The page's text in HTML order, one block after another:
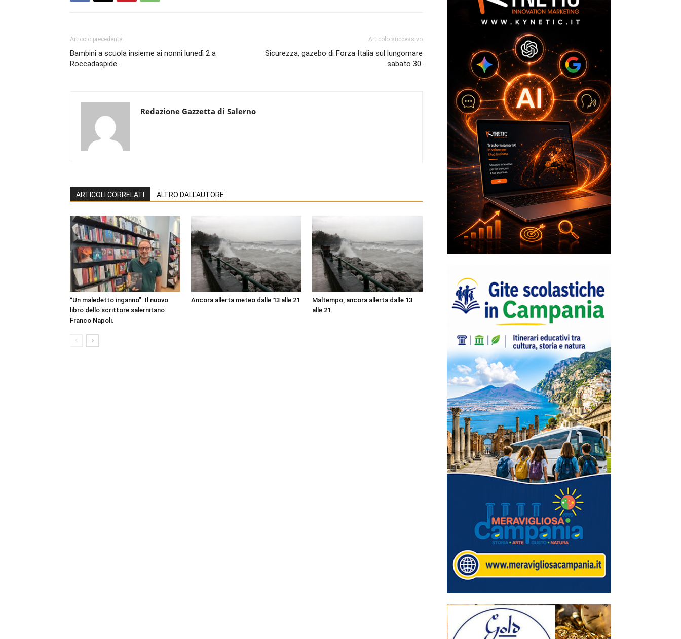
Articolo precedente
Bambini a scuola insieme ai nonni lunedì 2 a
Roccadaspide.
Articolo successivo
Sicurezza, gazebo di Forza Italia sul lungomare
sabato 30.
Redazione Gazzetta di Salerno
ARTICOLI CORRELATI ALTRO DALL'AUTORE
“Un maledetto inganno”. Il nuovo
libro dello scrittore salernitano
Franco Napoli.
Ancora allerta meteo dalle 13 alle 21
Maltempo, ancora allerta dalle 13
alle 21